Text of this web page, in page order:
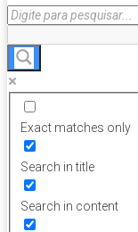
Exact matches only
Search in title
Search in content